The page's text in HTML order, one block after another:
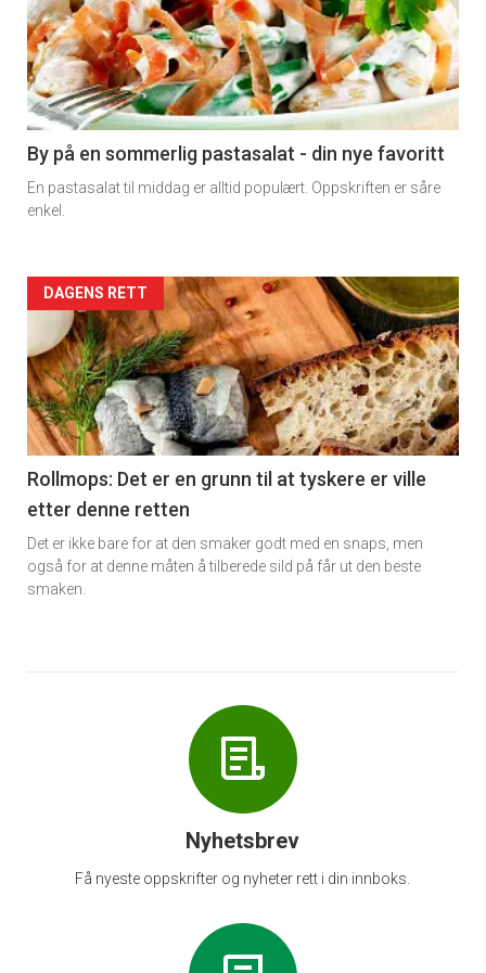
akkurat
nå
-
5
By på en sommerlig pastasalat - din nye favoritt
En pastasalat til middag er alltid populært. Oppskriften er såre
enkel.
Forsiden
akkurat
nå
-
6
DAGENS RETT
Rollmops: Det er en grunn til at tyskere er ville
etter denne retten
Det er ikke bare for at den smaker godt med en snaps, men
også for at denne måten å tilberede sild på får ut den beste
smaken.
Nyhetsbrev
Få nyeste oppskrifter og nyheter rett i din innboks.